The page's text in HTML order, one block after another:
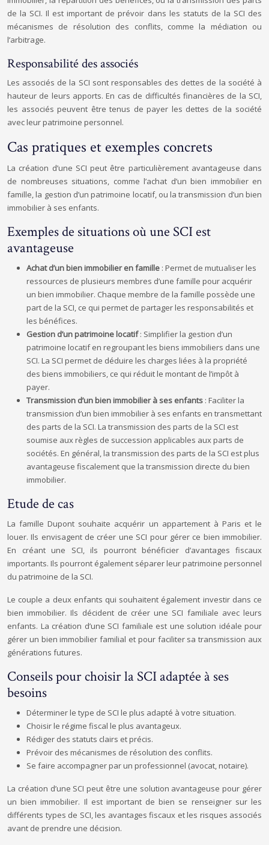
de la SCI. Il est important de prévoir dans les statuts de la SCI des
mécanismes de résolution des conflits, comme la médiation ou
l’arbitrage.
Responsabilité des associés
Les associés de la SCI sont responsables des dettes de la société à
hauteur de leurs apports. En cas de difficultés financières de la SCI,
les associés peuvent être tenus de payer les dettes de la société
avec leur patrimoine personnel.
Cas pratiques et exemples concrets
La création d’une SCI peut être particulièrement avantageuse dans
de nombreuses situations, comme l’achat d’un bien immobilier en
famille, la gestion d’un patrimoine locatif, ou la transmission d’un bien
immobilier à ses enfants.
Exemples de situations où une SCI est
avantageuse
Achat d’un bien immobilier en famille : Permet de mutualiser les
ressources de plusieurs membres d’une famille pour acquérir
un bien immobilier. Chaque membre de la famille possède une
part de la SCI, ce qui permet de partager les responsabilités et
les bénéfices.
Gestion d’un patrimoine locatif: Simplifier la gestion d’un
patrimoine locatif en regroupant les biens immobiliers dans une
SCI. La SCI permet de déduire les charges liées à la propriété
des biens immobiliers, ce qui réduit le montant de l’impôt à
payer.
Transmission d’un bien immobilier à ses enfants : Faciliter la
transmission d’un bien immobilier à ses enfants en transmettant
des parts de la SCI. La transmission des parts de la SCI est
soumise aux règles de succession applicables aux parts de
sociétés. En général, la transmission des parts de la SCI est plus
avantageuse fiscalement que la transmission directe du bien
immobilier.
Etude de cas
La famille Dupont souhaite acquérir un appartement à Paris et le
louer. Ils envisagent de créer une SCI pour gérer ce bien immobilier.
En créant une SCI, ils pourront bénéficier d’avantages fiscaux
importants. Ils pourront également séparer leur patrimoine personnel
du patrimoine de la SCI.
Le couple a deux enfants qui souhaitent également investir dans ce
bien immobilier. Ils décident de créer une SCI familiale avec leurs
enfants. La création d’une SCI familiale est une solution idéale pour
gérer un bien immobilier familial et pour faciliter sa transmission aux
générations futures.
Conseils pour choisir la SCI adaptée à ses
besoins
Déterminer le type de SCI le plus adapté à votre situation.
Choisir le régime fiscal le plus avantageux.
Rédiger des statuts clairs et précis.
Prévoir des mécanismes de résolution des conflits.
Se faire accompagner par un professionnel (avocat, notaire).
La création d’une SCI peut être une solution avantageuse pour gérer
un bien immobilier. Il est important de bien se renseigner sur les
différents types de SCI, les avantages fiscaux et les risques associés
avant de prendre une décision.